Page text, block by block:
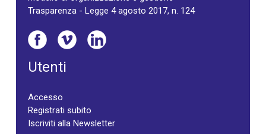
Trasparenza - Legge 4 agosto 2017, n. 124
Utenti
Accesso
Registrati subito
Iscriviti alla Newsletter